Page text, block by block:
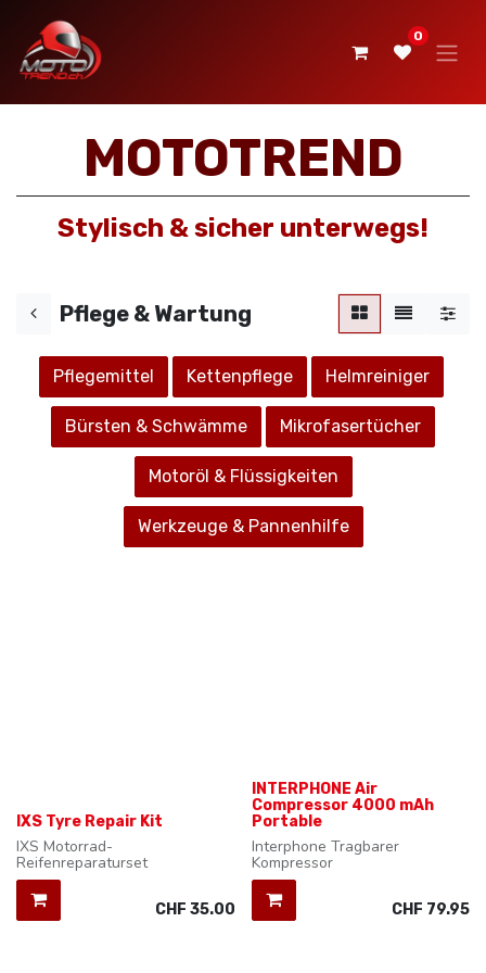
0
MOTOTREND
Stylisch & sicher unterwegs!
Pflege & Wartung
Pflegemittel Kettenpflege Helmreiniger
Bürsten & Schwämme Mikrofasertücher
Motoröl & Flüssigkeiten
Werkzeuge & Pannenhilfe
IXS Tyre Repair Kit
IXS Motorrad-
Reifenreparaturset
CHF 35.00
INTERPHONE Air
Compressor 4000 mAh
Portable
Interphone Tragbarer
Kompressor
CHF 79.95